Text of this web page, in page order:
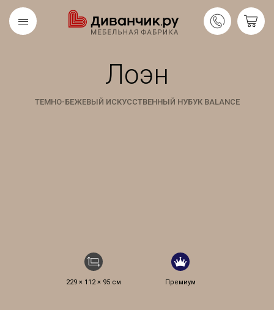
Лоэн
ТЕМНО-БЕЖЕВЫЙ ИСКУССТВЕННЫЙ НУБУК BALANCE
229 × 112 × 95 см Премиум
Скандинавская